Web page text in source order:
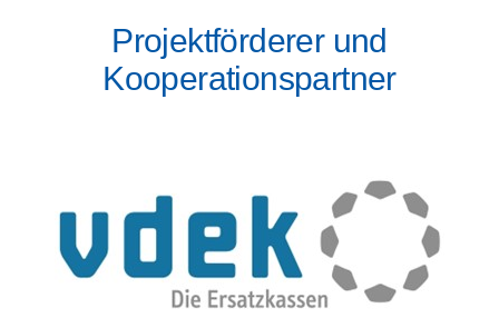
Projektförderer und
Kooperationspartner